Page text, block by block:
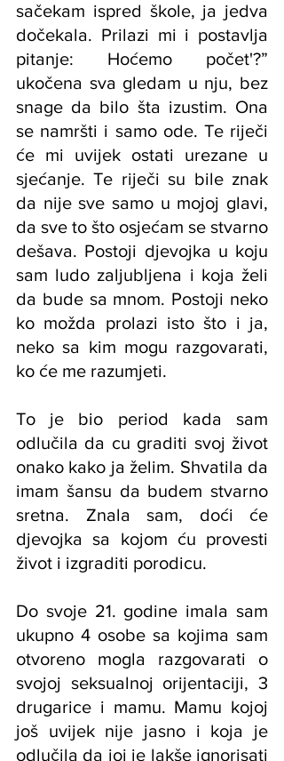
sačekam ispred škole, ja jedva
dočekala. Prilazi mi i postavlja
pitanje: Hoćemo počet'?”
ukočena sva gledam u nju, bez
snage da bilo šta izustim. Ona
se namršti i samo ode. Te riječi
će mi uvijek ostati urezane u
sjećanje. Te riječi su bile znak
da nije sve samo u mojoj glavi,
da sve to što osjećam se stvarno
dešava. Postoji djevojka u koju
sam ludo zaljubljena i koja želi
da bude sa mnom. Postoji neko
ko možda prolazi isto što i ja,
neko sa kim mogu razgovarati,
ko će me razumjeti.
To je bio period kada sam
odlučila da cu graditi svoj život
onako kako ja želim. Shvatila da
imam šansu da budem stvarno
sretna. Znala sam, doći će
djevojka sa kojom ću provesti
život i izgraditi porodicu.
Do svoje 21. godine imala sam
ukupno 4 osobe sa kojima sam
otvoreno mogla razgovarati o
svojoj seksualnoj orijentaciji, 3
drugarice i mamu. Mamu kojoj
još uvijek nije jasno i koja je
odlučila da joj je lakše ignorisati